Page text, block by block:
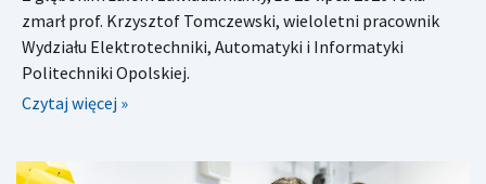
zmarł prof. Krzysztof Tomczewski, wieloletni pracownik
Wydziału Elektrotechniki, Automatyki i Informatyki
Politechniki Opolskiej.
Czytaj więcej »